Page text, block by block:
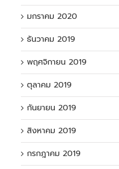
มกราคม 2020
ธันวาคม 2019
พฤศจิกายน 2019
ตุลาคม 2019
กันยายน 2019
สิงหาคม 2019
กรกฎาคม 2019